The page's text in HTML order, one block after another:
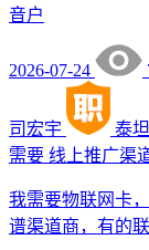
音户
2026-07-24
司宏宇 泰
需要 线上推广渠
我需要物联网卡
谱渠道商，有的